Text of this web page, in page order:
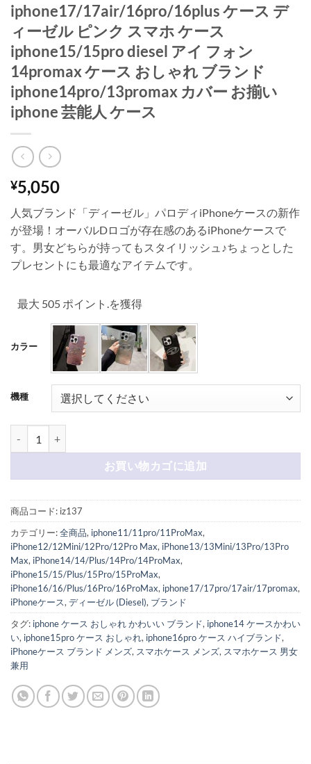
iphone17/17air/16pro/16plus ケース デ
ィーゼル ピンク スマホ ケース
iphone15/15pro diesel アイ フォン
14promax ケース おしゃれ ブランド
iphone14pro/13promax カバー お揃い
iphone 芸能人 ケース
¥5,050
人気ブランド「ディーゼル」パロディiPhoneケースの新作
が登場！オーバルDロゴが存在感のあるiPhoneケースで
す。男女どちらが持ってもスタイリッシュ♪ちょっとした
プレセントにも最適なアイテムです。
最大 505 ポイント.を獲得
カラー
機種
お買い物カゴに追加
商品コード: iz137
カテゴリー:全商品, iphone11/11pro/11ProMax,
iPhone12/12Mini/12Pro/12Pro Max, iPhone13/13Mini/13Pro/13Pro
Max, iPhone14/14/Plus/14Pro/14ProMax,
iPhone15/15/Plus/15Pro/15ProMax,
iPhone16/16/Plus/16Pro/16ProMax, iphone17/17pro/17air/17promax,
iPhoneケース, ディーゼル (Diesel), ブランド
タグ: iphone ケース おしゃれ かわいい ブランド, iphone14 ケースかわい
い, iphone15pro ケース おしゃれ, iphone16pro ケース ハイブランド,
iPhoneケース ブランド メンズ, スマホケース メンズ, スマホケース 男女
兼用